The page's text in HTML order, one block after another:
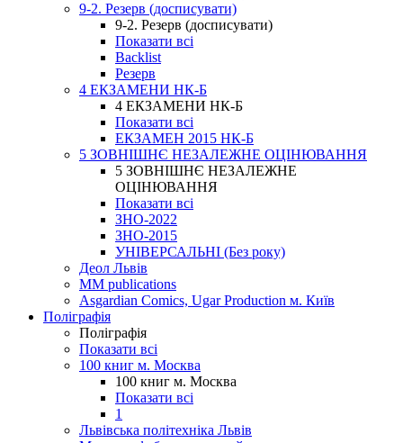
9-2. Резерв (досписувати)
9-2. Резерв (досписувати)
Показати всі
Backlist
Резерв
4 ЕКЗАМЕНИ НК-Б
4 ЕКЗАМЕНИ НК-Б
Показати всі
ЕКЗАМЕН 2015 НК-Б
5 ЗОВНІШНЄ НЕЗАЛЕЖНЕ ОЦІНЮВАННЯ
5 ЗОВНІШНЄ НЕЗАЛЕЖНЕ
ОЦІНЮВАННЯ
Показати всі
ЗНО-2022
ЗНО-2015
УНІВЕРСАЛЬНІ (Без року)
Деол Львів
MM publications
Asgardian Comics, Ugar Production м. Київ
Поліграфія
Поліграфія
Показати всі
100 книг м. Москва
100 книг м. Москва
Показати всі
1
Львівська політехніка Львів